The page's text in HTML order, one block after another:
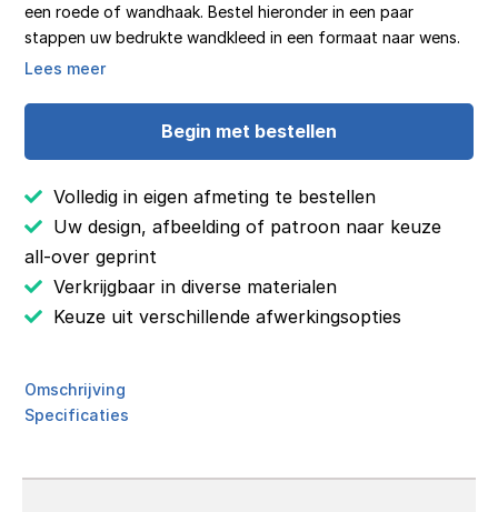
een roede of wandhaak. Bestel hieronder in een paar
stappen uw bedrukte wandkleed in een formaat naar wens.
Lees meer
Begin met bestellen
Volledig in eigen afmeting te bestellen
Uw design, afbeelding of patroon naar keuze
all-over geprint
Verkrijgbaar in diverse materialen
Keuze uit verschillende afwerkingsopties
Omschrijving
Specificaties